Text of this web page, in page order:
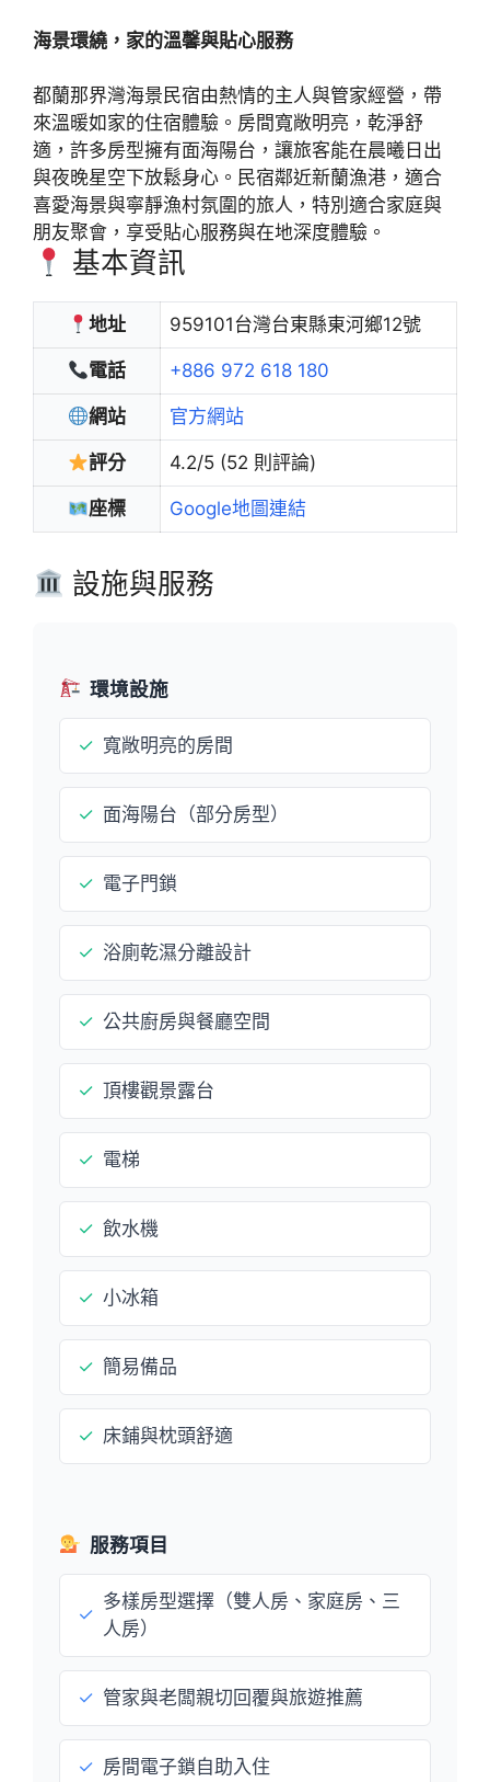
海景環繞，家的溫馨與貼心服務
都蘭那界灣海景民宿由熱情的主人與管家經營，帶
來溫暖如家的住宿體驗。房間寬敞明亮，乾淨舒
適，許多房型擁有面海陽台，讓旅客能在晨曦日出
與夜晚星空下放鬆身心。民宿鄰近新蘭漁港，適合
喜愛海景與寧靜漁村氛圍的旅人，特別適合家庭與
朋友聚會，享受貼心服務與在地深度體驗。
基本資訊
地址 959101台灣台東縣東河鄉12號
電話 +886 972 618 180
網站 官方網站
評分 4.2/5 (52 則評論)
座標 Google地圖連結
設施與服務
環境設施
✓ 寬敞明亮的房間
✓ 面海陽台（部分房型）
✓ 電子門鎖
✓ 浴廁乾濕分離設計
✓ 公共廚房與餐廳空間
✓ 頂樓觀景露台
✓ 電梯
✓ 飲水機
✓ 小冰箱
✓ 簡易備品
✓ 床鋪與枕頭舒適
服務項目
✓
多樣房型選擇（雙人房、家庭房、三
人房）
✓ 管家與老闆親切回覆與旅遊推薦
✓ 房間電子鎖自助入住